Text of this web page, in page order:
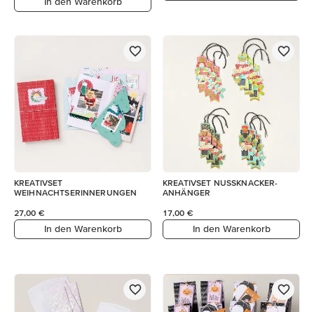
KREATIVSET
WEIHNACHTSERINNERUNGEN
27,00 €
In den Warenkorb
KREATIVSET NUSSKNACKER-
ANHÄNGER
17,00 €
In den Warenkorb